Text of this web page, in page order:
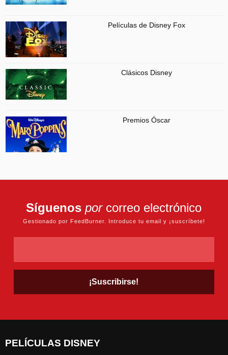
Películas de Disney Fox
Clásicos Disney
Premios Óscar
Síguenos porcorreo electrónico
Gestionado por FeedBurner. Introduce tu email y ¡suscríbete!
PELÍCULAS DISNEY